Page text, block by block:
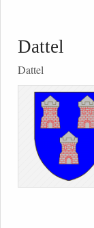
Dattel
Dattel